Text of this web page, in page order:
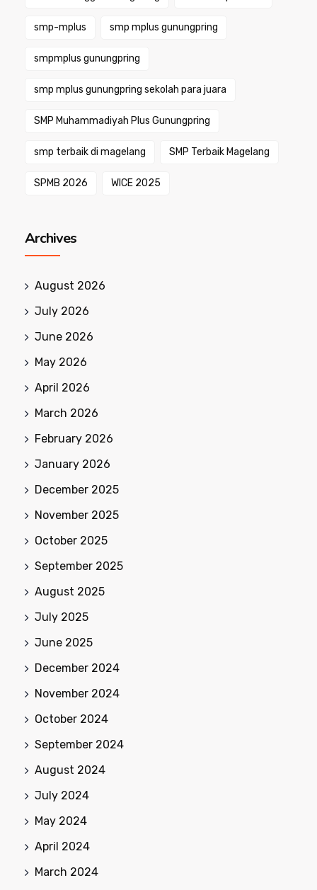
smp-mplus smp mplus gunungpring
smpmplus gunungpring
smp mplus gunungpring sekolah para juara
SMP Muhammadiyah Plus Gunungpring
smp terbaik di magelang SMP Terbaik Magelang
SPMB 2026 WICE 2025
Archives
August 2026
July 2026
June 2026
May 2026
April 2026
March 2026
February 2026
January 2026
December 2025
November 2025
October 2025
September 2025
August 2025
July 2025
June 2025
December 2024
November 2024
October 2024
September 2024
August 2024
July 2024
May 2024
April 2024
March 2024